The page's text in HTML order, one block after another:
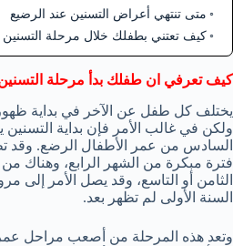
متى تنتهي أعراض التسنين عند الرضيع
كيف تعتني بطفلك خلال مرحلة التسنين
كيف تعرفي ان طفلك بدأ مرحلة
يختلف كل طفل عن الآخر في بداية ظهور
ولكن في غالب الأمر فإن بداية
السادس من عمر الأطفال الرضع. وقد
فترة مبكرة من الشهر الرابع، وهناك من
الثامن أو التاسع، وقد يصل الأمر إلى
السنة الأولى لم تظهر بعد.
وتعد هذه المرحلة من أصعب مراحل عمر